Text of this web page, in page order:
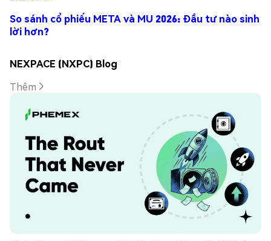
So sánh cổ phiếu META và MU 2026: Đầu tư nào sinh
lời hơn?
NEXPACE (NXPC) Blog
Thêm